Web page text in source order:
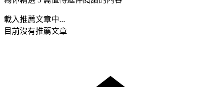
載入推薦文章中...
目前沒有推薦文章